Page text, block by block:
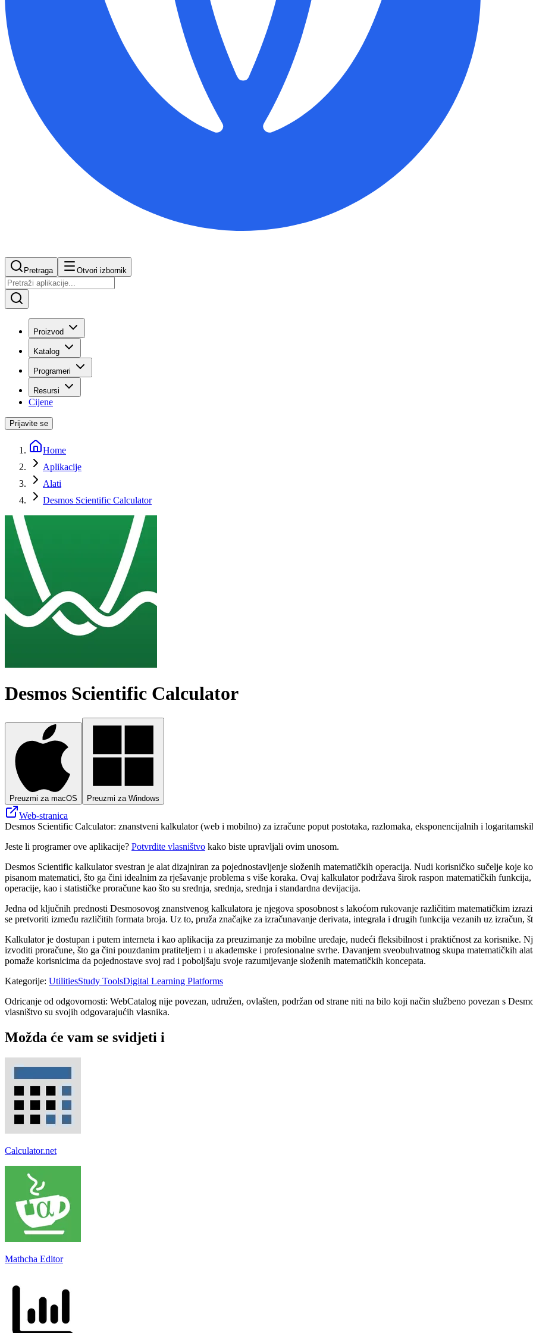
Pretraga Otvori izbornik
Proizvod
Katalog
Programeri
Resursi
Cijene
Prijavite se
Home
Aplikacije
Alati
Desmos Scientific Calculator
Desmos Scientific Calculator
Preuzmi za macOS Preuzmi za Windows
Web-stranica
Desmos Scientific Calculator: znanstveni kalkulator (web i mobilno) za izračune poput postotaka, razlomaka, eksponencijalnih i
Jeste li programer ove aplikacije? Potvrdite vlasništvo kako biste upravljali ovim unosom.
Desmos Scientific kalkulator svestran je alat dizajniran za pojednostavljenje složenih matematičkih operacija. Nudi korisničko sučelje koje
pisanom matematici, što ga čini idealnim za rješavanje problema s više koraka. Ovaj kalkulator podržava širok raspon matematičkih
operacije, kao i statističke proračune kao što su srednja, srednja, srednja i standardna devijacija.
Jedna od ključnih prednosti Desmosovog znanstvenog kalkulatora je njegova sposobnost s lakoćom rukovanje različitim matematičkim
se pretvoriti između različitih formata broja. Uz to, pruža značajke za izračunavanje derivata, integrala i drugih funkcija vezanih uz izračun,
Kalkulator je dostupan i putem interneta i kao aplikacija za preuzimanje za mobilne uređaje, nudeći fleksibilnost i praktičnost za korisnike.
izvoditi proračune, što ga čini pouzdanim pratiteljem i u akademske i profesionalne svrhe. Davanjem sveobuhvatnog skupa matematičkih
pomaže korisnicima da pojednostave svoj rad i poboljšaju svoje razumijevanje složenih matematičkih koncepata.
Kategorije: UtilitiesStudy ToolsDigital Learning Platforms
Odricanje od odgovornosti: WebCatalog nije povezan, udružen, ovlašten, podržan od strane niti na bilo koji način službeno povezan s
vlasništvo su svojih odgovarajućih vlasnika.
Možda će vam se svidjeti i
Calculator.net
Mathcha Editor